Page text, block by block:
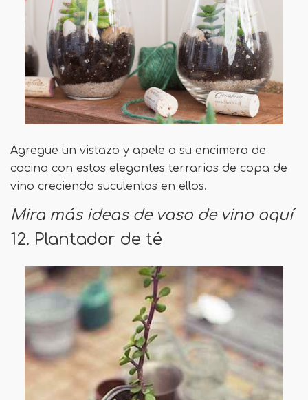
Agregue un vistazo y apele a su encimera de
cocina con estos elegantes terrarios de copa de
vino creciendo suculentas en ellos.
Mira más ideas de vaso de vino aquí
12. Plantador de té